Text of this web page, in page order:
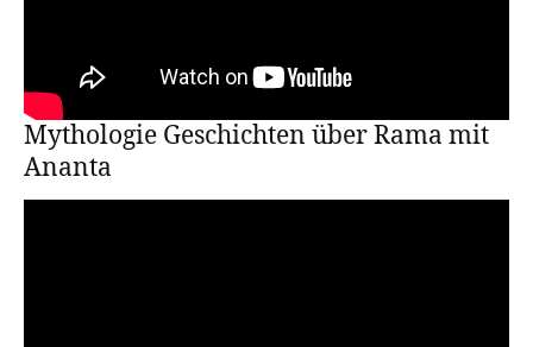
Mythologie Geschichten über Rama mit
Ananta